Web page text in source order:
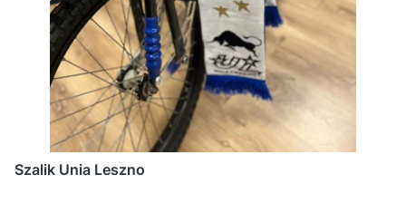
Szalik Unia Leszno